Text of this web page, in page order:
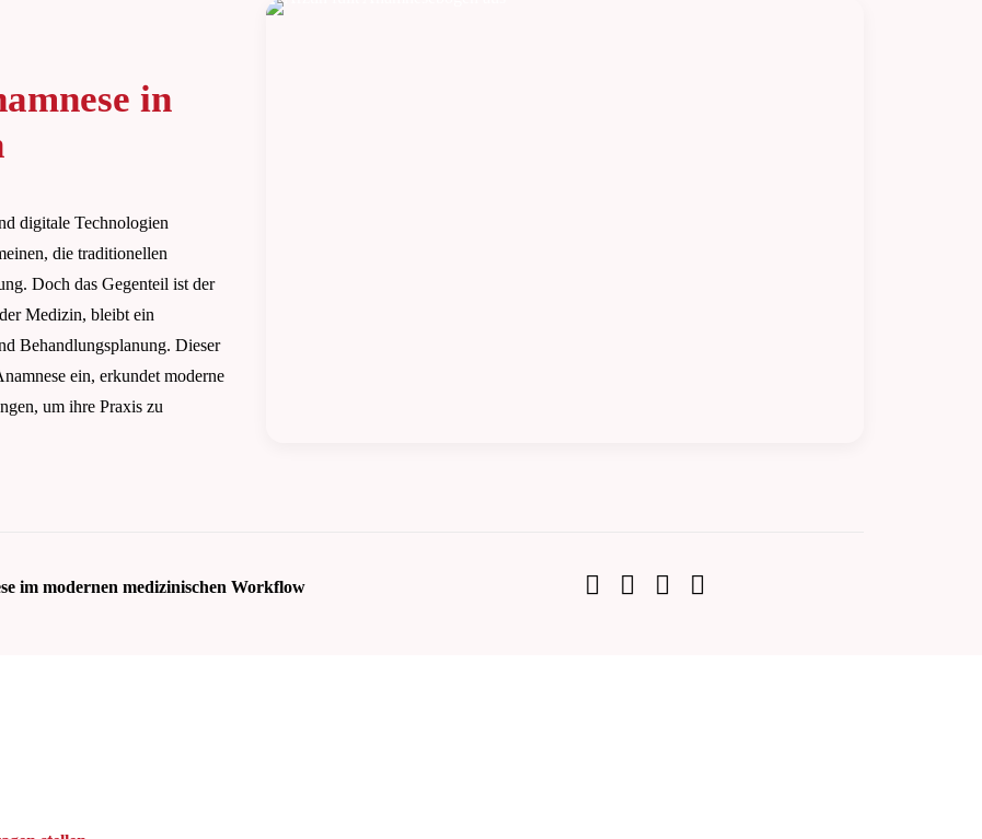
in
digitale Technologien
die traditionellen
Doch das Gegenteil ist der
Medizin, bleibt ein
Behandlungsplanung. Dieser
ein, erkundet moderne
um ihre Praxis zu
im modernen medizinischen Workflow